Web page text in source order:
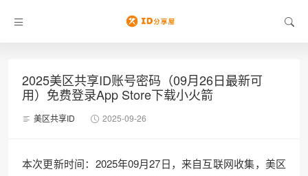
2025美区共享ID账号密码（09月26日最新可
用）免费登录App Store下载小火箭
美区共享ID 2025-09-26
本次更新时间：2025年09月27日，来自互联网收集，美区